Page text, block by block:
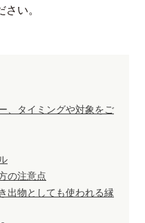
い。
、タイミングや対象をご
の注意点
出物としても使われる縁